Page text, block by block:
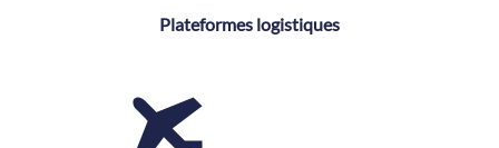
Plateformes logistiques